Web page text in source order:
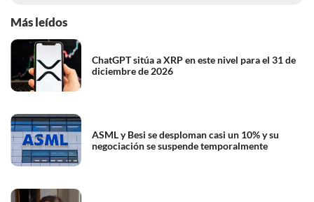
Más leídos
ChatGPT sitúa a XRP en este nivel para el 31 de
diciembre de 2026
ASML y Besi se desploman casi un 10% y su
negociación se suspende temporalmente